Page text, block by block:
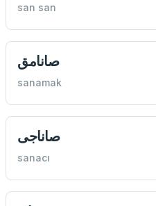
san san
صانامق
sanamak
صاناجی
sanacı